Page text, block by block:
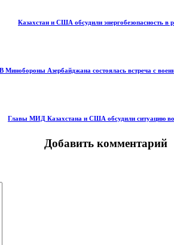
Казахстан и США обсудили энергобезопасность в
В Минобороны Азербайджана состоялась встреча с
Главы МИД Казахстана и США обсудили ситуацию
Добавить комментарий